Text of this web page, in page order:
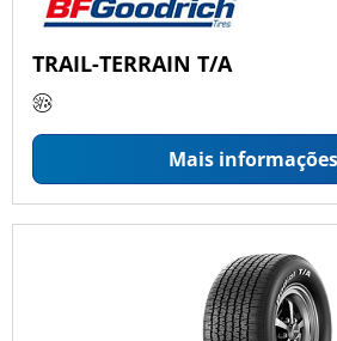
TRAIL-TERRAIN T/A
Mais informações